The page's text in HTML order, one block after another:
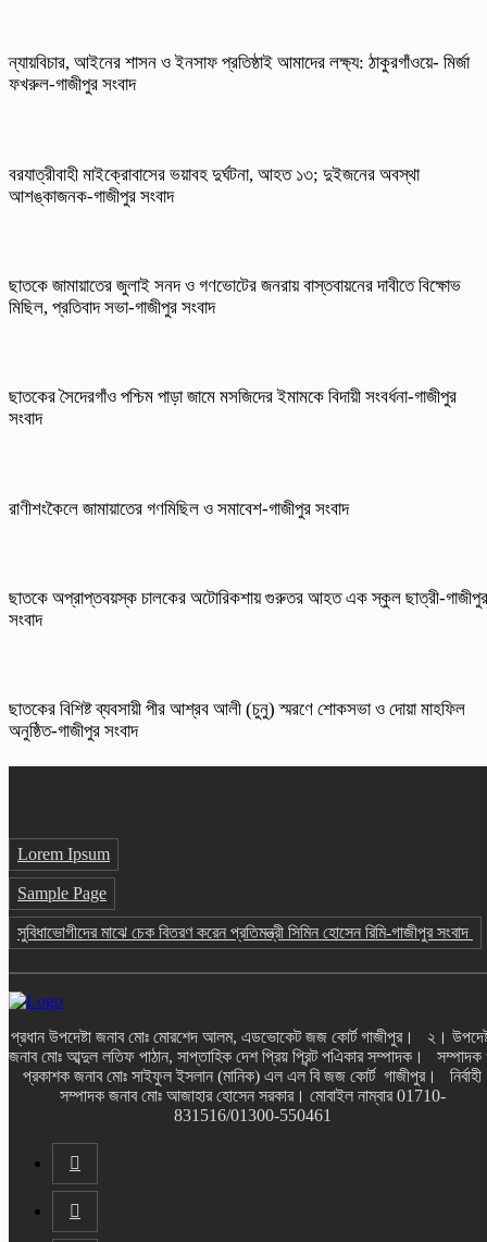
ন্যায়বিচার, আইনের শাসন ও ইনসাফ প্রতিষ্ঠাই আমাদের লক্ষ্য: ঠাকুরগাঁওয়ে- মির্জা
ফখরুল-গাজীপুর সংবাদ
বরযাত্রীবাহী মাইক্রোবাসের ভয়াবহ দুর্ঘটনা, আহত ১৩; দুইজনের অবস্থা
আশঙ্কাজনক-গাজীপুর সংবাদ
ছাতকে জামায়াতের জুলাই সনদ ও গণভোটের জনরায় বাস্তবায়নের দাবীতে বিক্ষোভ
মিছিল, প্রতিবাদ সভা-গাজীপুর সংবাদ
ছাতকের সৈদেরগাঁও পশ্চিম পাড়া জামে মসজিদের ইমামকে বিদায়ী সংবর্ধনা-গাজীপুর
সংবাদ
রাণীশংকৈলে জামায়াতের গণমিছিল ও সমাবেশ-গাজীপুর সংবাদ
ছাতকে অপ্রাপ্তবয়স্ক চালকের অটোরিকশায় গুরুতর আহত এক স্কুল ছাত্রী-গাজীপুর
সংবাদ
ছাতকের বিশিষ্ট ব্যবসায়ী পীর আশ্রব আলী (চুনু) স্মরণে শোকসভা ও দোয়া মাহফিল
অনুষ্ঠিত-গাজীপুর সংবাদ
Lorem Ipsum
Sample Page
সুবিধাভোগীদের মাঝে চেক বিতরণ করেন প্রতিমন্ত্রী সিমিন হোসেন রিমি-গাজীপুর সংবাদ
প্রধান উপদেষ্টা জনাব মোঃ মোরশেদ আলম, এডভোকেট জজ কোর্ট গাজীপুর। ২।
জনাব মোঃ আব্দুল লতিফ পাঠান, সাপ্তাহিক দেশ প্রিয় প্রিন্ট পএিকার সম্পাদক।
প্রকাশক জনাব মোঃ সাইফুল ইসলান (মানিক) এল এল বি জজ কোর্ট গাজীপুর। নির্বাহী
সম্পাদক জনাব মোঃ আজাহার হোসেন সরকার। মোবাইল নাম্বার 01710-
831516/01300-550461